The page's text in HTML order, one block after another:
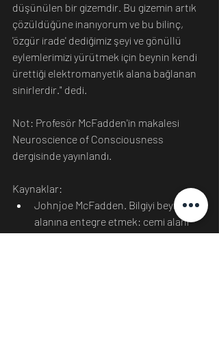
düşünülen bir gizemdir. Bu gizemin artık
çözüldüğüne inanıyorum ve bu bilinç,
'özgür irade' dediğimiz şeyi ve gönüllü
eylemlerimizi yürütmek için beynin kendi
ürettiği elektromanyetik alana bağlanan
sinirlerdir." dedi.
Not: Profesör McFadden'in makalesi
Neuroscience of Consciousness
dergisinde yayınlandı.
Kaynaklar:
Johnjoe McFadden. Bilgiyi beynin EM
alanına entegre etmek: cemi alanı
bilinç teorisi. Bilincin Nörobilim 2020